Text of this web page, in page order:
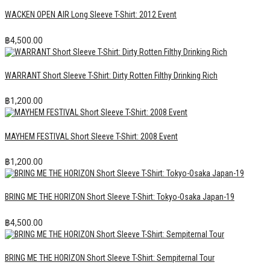
WACKEN OPEN AIR Long Sleeve T-Shirt: 2012 Event
฿4,500.00
WARRANT Short Sleeve T-Shirt: Dirty Rotten Filthy Drinking Rich
฿1,200.00
MAYHEM FESTIVAL Short Sleeve T-Shirt: 2008 Event
฿1,200.00
BRING ME THE HORIZON Short Sleeve T-Shirt: Tokyo-Osaka Japan-19
฿4,500.00
BRING ME THE HORIZON Short Sleeve T-Shirt: Sempiternal Tour